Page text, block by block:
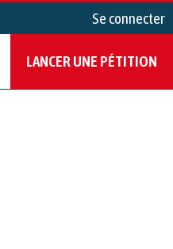
Se connecter
LANCER UNE PÉTITION